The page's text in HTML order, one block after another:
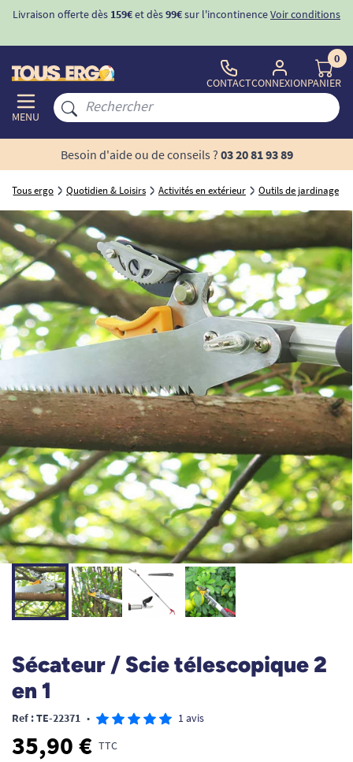
Livraison offerte dès 159€et dès99€sur l'incontinenceVoir conditions
MENU
CONTACTCONNEXION
0
PANIER
Besoin d'aide ou de conseils ? 03 20 81 93 89
Tous ergo Quotidien & Loisirs Activités en extérieur Outils de jardinage
Sécateur / Scie télescopique 2
en 1
Ref : TE-22371 • 1 avis
35,90 € TTC